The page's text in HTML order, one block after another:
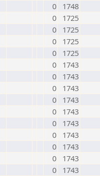
0
1748
0
1725
0
1725
0
1725
0
1725
0
1743
0
1743
0
1743
0
1743
0
1743
0
1743
0
1743
0
1743
0
1743
0
1743